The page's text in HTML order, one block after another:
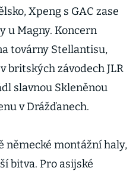
Xpeng s GAC zase
u Magny. Koncern
továrny Stellantisu,
britských závodech JLR
slavnou Skleněnou
v Drážďanech.
německé montážní haly,
bitva. Pro asijské